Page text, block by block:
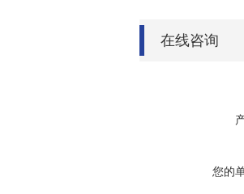
在线咨询
您的